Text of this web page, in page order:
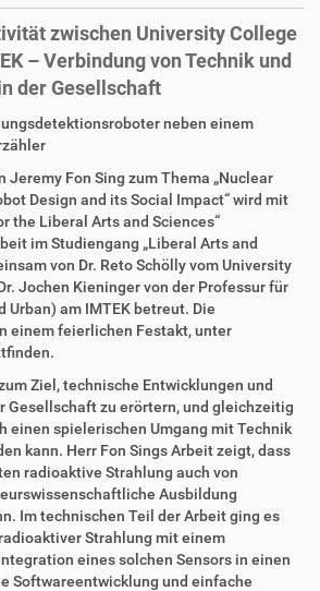
zwischen University College
– Verbindung von Technik und
der Gesellschaft
neben einem
Jeremy Fon Sing zum Thema „Nuclear
Design and its Social Impact“ wird mit
the Liberal Arts and Sciences“
im Studiengang „Liberal Arts and
von Dr. Reto Schölly vom University
Jochen Kieninger von der Professur für
Urban) am IMTEK betreut. Die
einem feierlichen Festakt, unter
Ziel, technische Entwicklungen und
Gesellschaft zu erörtern, und gleichzeitig
einen spielerischen Umgang mit Technik
kann. Herr Fon Sings Arbeit zeigt, dass
radioaktive Strahlung auch von
Ausbildung
Im technischen Teil der Arbeit ging es
Strahlung mit einem
eines solchen Sensors in einen
Softwareentwicklung und einfache